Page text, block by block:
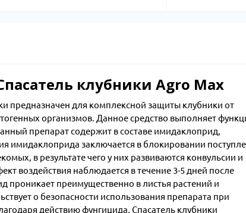
клубники Agro Max
предназначен для комплексной защиты клубники от
организмов. Данное средство выполняет
препарат содержит в составе имидаклоприд,
имидаклоприда заключается в блокировании
в результате чего у них развиваются конвульсии и
воздействия наблюдается в течение 3-5 дней после
проникает преимущественно в листья растений и
о безопасности использования препарата при
действию фунгицида, Спасатель клубники